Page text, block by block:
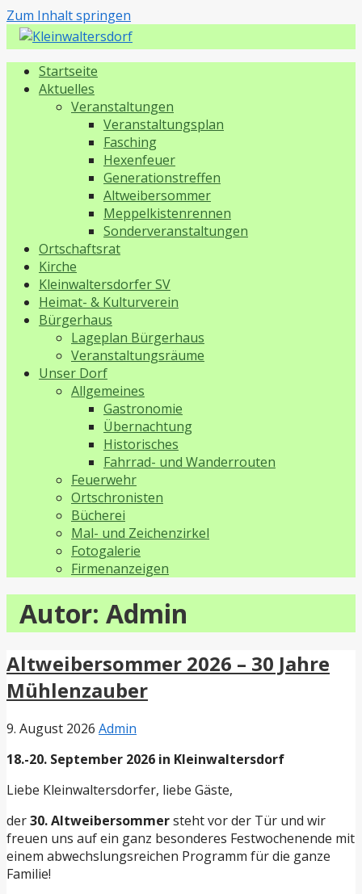
Zum Inhalt springen
Kleinwaltersdorf
Startseite
Aktuelles
Veranstaltungen
Veranstaltungsplan
Fasching
Hexenfeuer
Generationstreffen
Altweibersommer
Meppelkistenrennen
Sonderveranstaltungen
Ortschaftsrat
Kirche
Kleinwaltersdorfer SV
Heimat- & Kulturverein
Bürgerhaus
Lageplan Bürgerhaus
Veranstaltungsräume
Unser Dorf
Allgemeines
Gastronomie
Übernachtung
Historisches
Fahrrad- und Wanderrouten
Feuerwehr
Ortschronisten
Bücherei
Mal- und Zeichenzirkel
Fotogalerie
Firmenanzeigen
Autor: Admin
Altweibersommer 2026 – 30 Jahre
Mühlenzauber
9. August 2026 Admin
18.-20. September 2026 in Kleinwaltersdorf
Liebe Kleinwaltersdorfer, liebe Gäste,
der30. Altweibersommersteht vor der Tür und wir
freuen uns auf ein ganz besonderes Festwochenende mit
einem abwechslungsreichen Programm für die ganze
Familie!